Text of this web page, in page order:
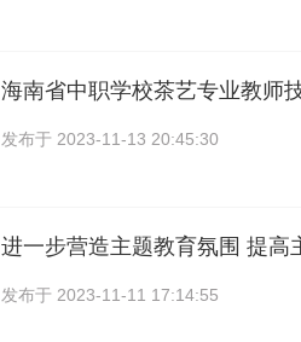
海南省中职学校茶艺专业教师
发布于 2023-11-13 20:45:30
进一步营造主题教育氛围 提高
发布于 2023-11-11 17:14:55